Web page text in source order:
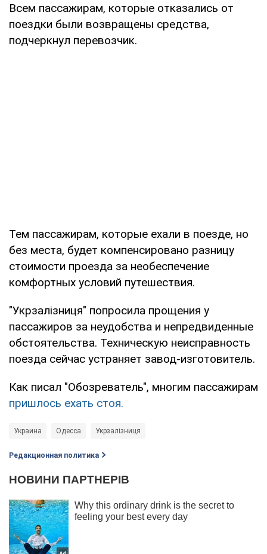
Всем пассажирам, которые отказались от
поездки были возвращены средства,
подчеркнул перевозчик.
Тем пассажирам, которые ехали в поезде, но
без места, будет компенсировано разницу
стоимости проезда за необеспечение
комфортных условий путешествия.
"Укрзалізниця" попросила прощения у
пассажиров за неудобства и непредвиденные
обстоятельства. Техническую неисправность
поезда сейчас устраняет завод-изготовитель.
Как писал "Обозреватель", многим пассажирам
пришлось ехать стоя.
Украина Одесса Укрзалізниця
Редакционная политика